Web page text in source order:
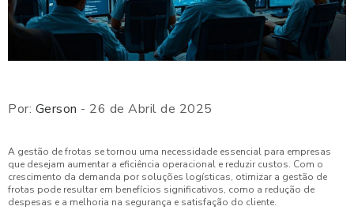
Por: Gerson - 26 de Abril de 2025
A gestão de frotas se tornou uma necessidade essencial para empresas
que desejam aumentar a eficiência operacional e reduzir custos. Com o
crescimento da demanda por soluções logísticas, otimizar a gestão de
frotas pode resultar em benefícios significativos, como a redução de
despesas e a melhoria na segurança e satisfação do cliente.